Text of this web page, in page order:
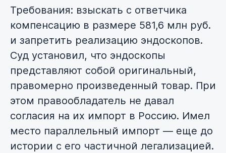
Требования: взыскать с ответчика
компенсацию в размере 581,6 млн руб.
и запретить реализацию эндоскопов.
Суд установил, что эндоскопы
представляют собой оригинальный,
правомерно произведенный товар. При
этом правообладатель не давал
согласия на их импорт в Россию. Имел
место параллельный импорт — еще до
истории с его частичной легализацией.